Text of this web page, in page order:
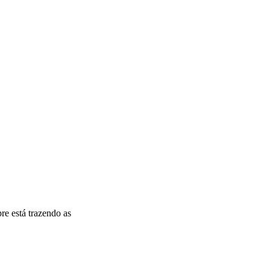
está trazendo as